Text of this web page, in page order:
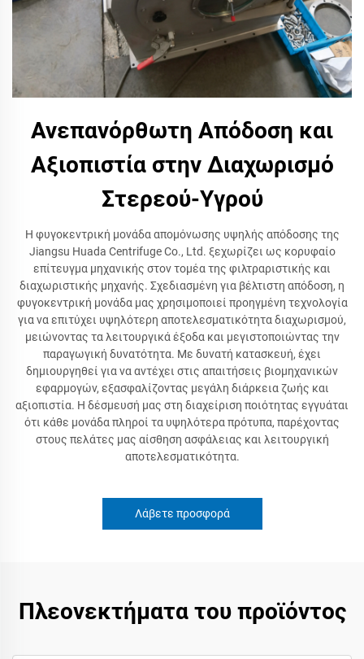
Ανεπανόρθωτη Απόδοση και
Αξιοπιστία στην Διαχωρισμό
Στερεού-Υγρού
Η φυγοκεντρική μονάδα απομόνωσης υψηλής απόδοσης της
Jiangsu Huada Centrifuge Co., Ltd. ξεχωρίζει ως κορυφαίο
επίτευγμα μηχανικής στον τομέα της φιλτραριστικής και
διαχωριστικής μηχανής. Σχεδιασμένη για βέλτιστη απόδοση, η
φυγοκεντρική μονάδα μας χρησιμοποιεί προηγμένη τεχνολογία
για να επιτύχει υψηλότερη αποτελεσματικότητα διαχωρισμού,
μειώνοντας τα λειτουργικά έξοδα και μεγιστοποιώντας την
παραγωγική δυνατότητα. Με δυνατή κατασκευή, έχει
δημιουργηθεί για να αντέχει στις απαιτήσεις βιομηχανικών
εφαρμογών, εξασφαλίζοντας μεγάλη διάρκεια ζωής και
αξιοπιστία. Η δέσμευσή μας στη διαχείριση ποιότητας εγγυάται
ότι κάθε μονάδα πληροί τα υψηλότερα πρότυπα, παρέχοντας
στους πελάτες μας αίσθηση ασφάλειας και λειτουργική
αποτελεσματικότητα.
Λάβετε προσφορά
Πλεονεκτήματα του προϊόντος